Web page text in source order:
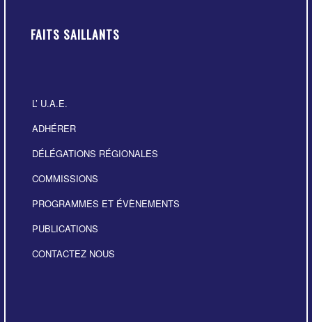
FAITS SAILLANTS
L’ U.A.E.
ADHÉRER
DÉLÉGATIONS RÉGIONALES
COMMISSIONS
PROGRAMMES ET ÉVÈNEMENTS
PUBLICATIONS
CONTACTEZ NOUS